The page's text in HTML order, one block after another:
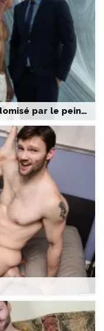
Au bureau, un business man sodomisé par le peintre